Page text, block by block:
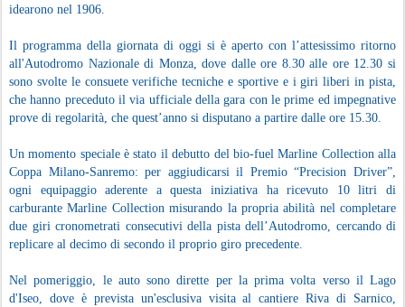
idearono nel 1906.
Il programma della giornata di oggi si è aperto con l’attesissimo ritorno
all'Autodromo Nazionale di Monza, dove dalle ore 8.30 alle ore 12.30 si
sono svolte le consuete verifiche tecniche e sportive e i giri liberi in pista,
che hanno preceduto il via ufficiale della gara con le prime ed impegnative
prove di regolarità, che quest’anno si disputano a partire dalle ore 15.30.
Un momento speciale è stato il debutto del bio-fuel Marline Collection alla
Coppa Milano-Sanremo: per aggiudicarsi il Premio “Precision Driver”,
ogni equipaggio aderente a questa iniziativa ha ricevuto 10 litri di
carburante Marline Collection misurando la propria abilità nel completare
due giri cronometrati consecutivi della pista dell’Autodromo, cercando di
replicare al decimo di secondo il proprio giro precedente.
Nel pomeriggio, le auto sono dirette per la prima volta verso il Lago
d'Iseo, dove è prevista un'esclusiva visita al cantiere Riva di Sarnico,